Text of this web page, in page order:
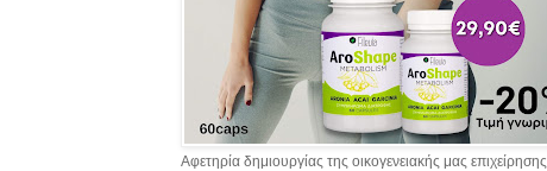
Αφετηρία δημιουργίας της οικογενειακής μας επιχείρησης